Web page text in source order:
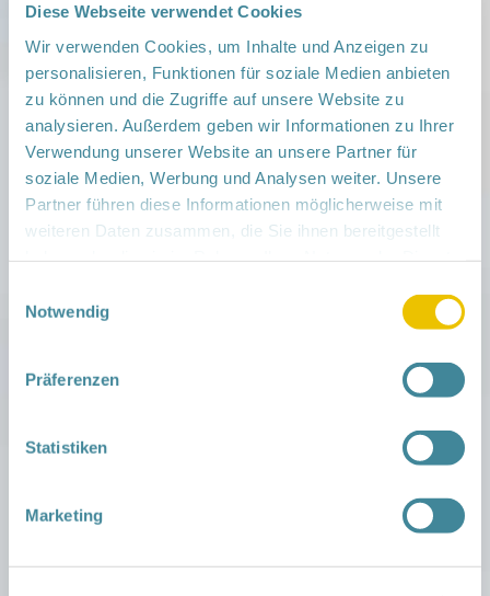
Diese Webseite verwendet Cookies
Wir verwenden Cookies, um Inhalte und Anzeigen zu
personalisieren, Funktionen für soziale Medien anbieten
zu können und die Zugriffe auf unsere Website zu
analysieren. Außerdem geben wir Informationen zu Ihrer
Verwendung unserer Website an unsere Partner für
soziale Medien, Werbung und Analysen weiter. Unsere
Partner führen diese Informationen möglicherweise mit
weiteren Daten zusammen, die Sie ihnen bereitgestellt
Notwendig
Präferenzen
Statistiken
Marketing
Isabel Braig, Telefon: 0173 1727736